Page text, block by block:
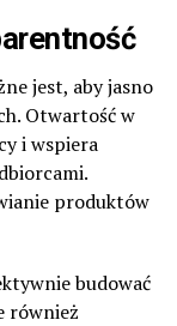
jest, aby jasno
Otwartość w
i wspiera
produktów
budować
również